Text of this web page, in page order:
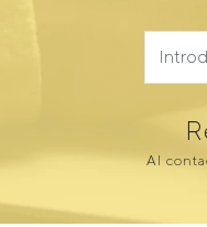
Al